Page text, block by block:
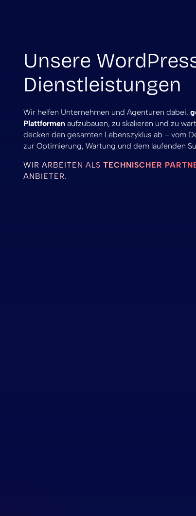
Unsere
Dienstleistungen
Wir helfen Unternehmen und Agenturen dabei,
Plattformen aufzubauen, zu skalieren und zu
decken den gesamten Lebenszyklus ab – vom
zur Optimierung, Wartung und dem laufenden
WIR ARBEITEN ALS TECHNISCHER
ANBIETER.